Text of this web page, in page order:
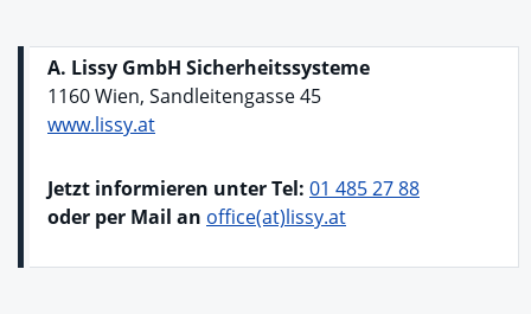
A. Lissy GmbH Sicherheitssysteme
1160 Wien, Sandleitengasse 45
www.lissy.at
Jetzt informieren unter Tel: 01 485 27 88
oder per Mail an office(at)lissy.at